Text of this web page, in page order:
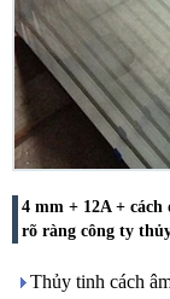
4 mm + 12A +
rõ ràng công ty
Thủy tinh cách